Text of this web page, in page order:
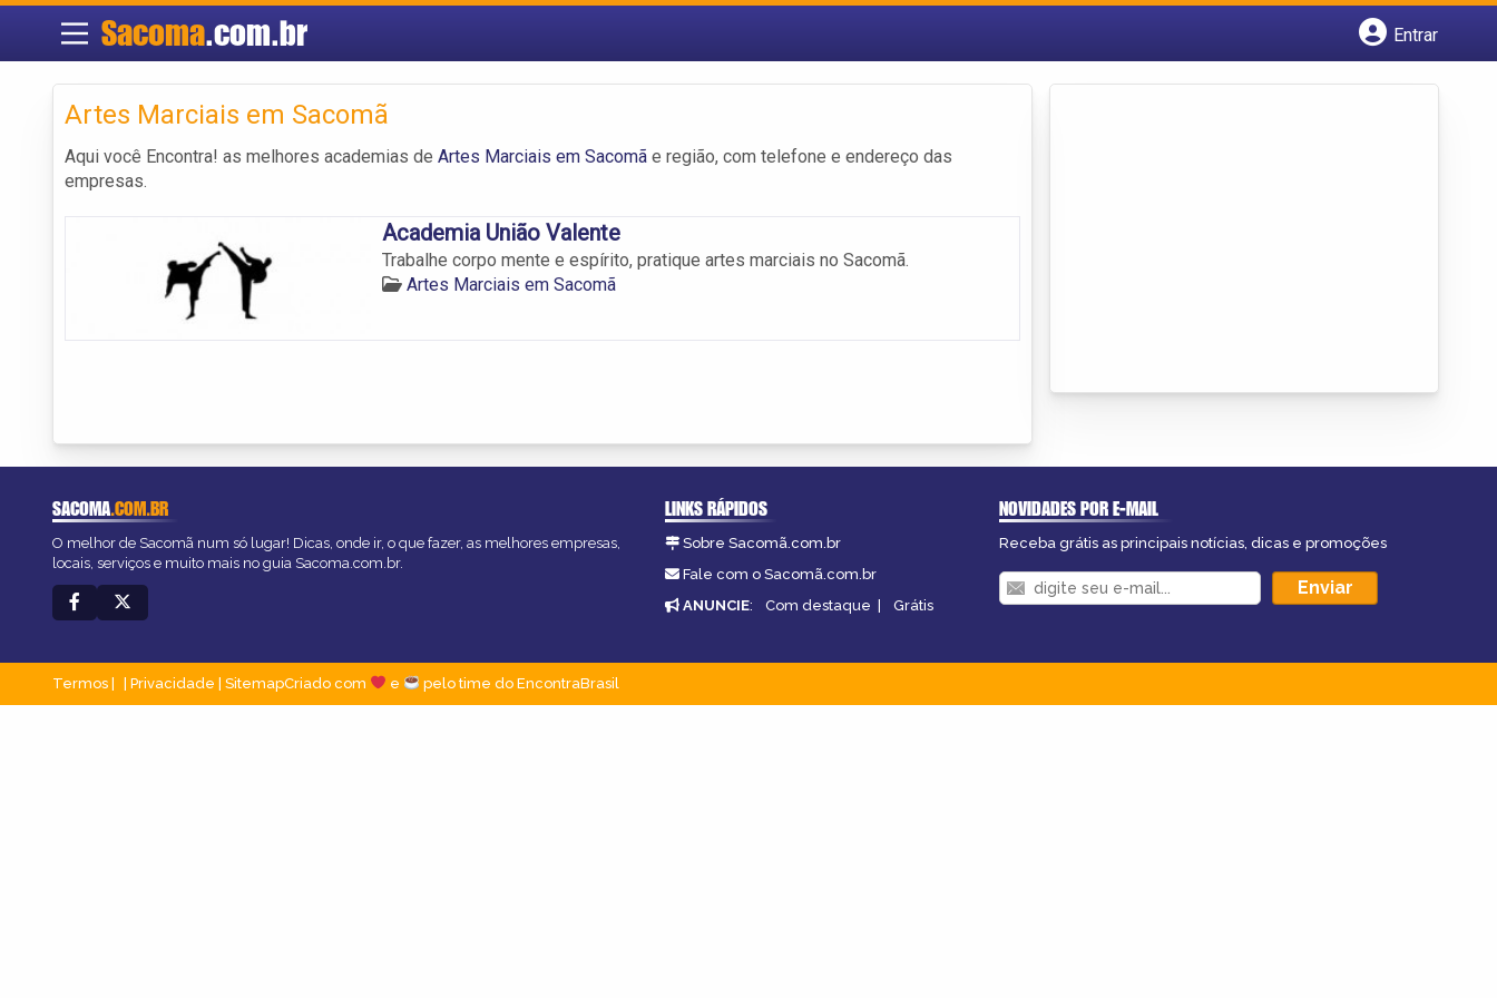
Sacoma.com.br
Entrar
Artes Marciais em Sacomã
Aqui você Encontra! as melhores academias de Artes Marciais em Sacomã e região, com telefone e endereço das
empresas.
Academia União Valente
Trabalhe corpo mente e espírito, pratique artes marciais no Sacomã.
Artes Marciais em Sacomã
SACOMA.COM.BR
O melhor de Sacomã num só lugar! Dicas, onde ir, o que fazer, as melhores empresas,
locais, serviços e muito mais no guia Sacoma.com.br.
LINKS RÁPIDOS
Sobre Sacomã.com.br
Fale com o Sacomã.com.br
ANUNCIE: Com destaque | Grátis
NOVIDADES POR E-MAIL
Receba grátis as principais notícias, dicas e promoções
Termos Privacidade SitemapCriado com e pelo time do EncontraBrasil